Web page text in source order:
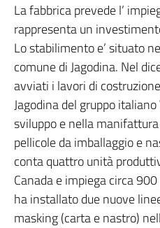
La fabbrica prevede l’
rappresenta un
Lo stabilimento e’ situato
comune di Jagodina. Nel
avviati i lavori di
Jagodina del gruppo
sviluppo e nella
pellicole da imballaggio e
conta quattro unità
Canada e impiega circa
ha installato due nuove
masking (carta e nastro)